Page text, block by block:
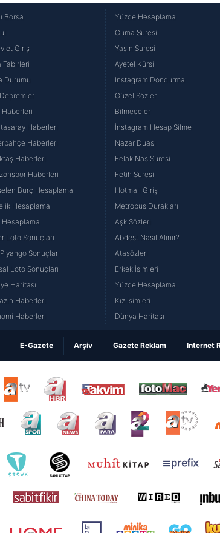
Borsa
Giriş
Tabirleri
Durumu
Haberleri
Haberleri
Haberleri
Haberleri
Haberleri
Burç Hesaplama
Hesaplama
Hesaplama
Loto Sonuçları
Sonuçları
Loto Sonuçları
Haritası
Haberleri
Haberleri
Yüzde Hesaplama
Cuma Suresi
Yasin Suresi
Ayetel Kürsi
İnstagram Dondurma
Güzel Sözler
Bilmeceler
İnstagram Hesap Silme
Nazar Duası
Felak Nas Suresi
Fetih Suresi
Hotmail Giriş
Metrobüs Durakları
Aşk Sözleri
Abdest Nasıl Alınır?
Atasözleri
Erkek İsimleri
Yüzde Hesaplama
Kız İsimleri
Dünya Haritası
E-Gazete Arşiv Gazete Reklam Internet